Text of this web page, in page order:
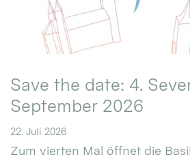
Save the date: 4.
September 2026
22. Juli 2026
Zum vierten Mal öffnet die